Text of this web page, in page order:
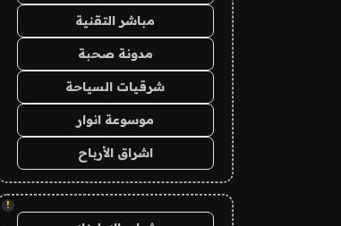
مباشر التقنية
مدونة صحبة
شرقيات السياحة
موسوعة انوار
اشراق الأرباح
!